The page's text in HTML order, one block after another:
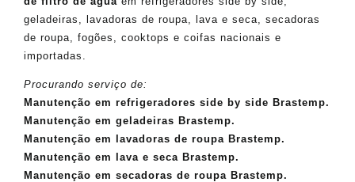
geladeiras, lavadoras de roupa, lava e seca, secadoras
de roupa, fogões, cooktops e coifas nacionais e
importadas.
Procurando serviço de:
Manutenção em refrigeradores side by side Brastemp.
Manutenção em geladeiras Brastemp.
Manutenção em lavadoras de roupa Brastemp.
Manutenção em lava e seca Brastemp.
Manutenção em secadoras de roupa Brastemp.